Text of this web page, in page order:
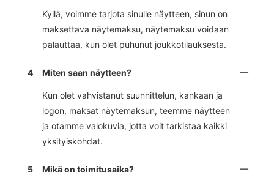
Kyllä, voimme tarjota sinulle näytteen, sinun on
maksettava näytemaksu, näytemaksu voidaan
palauttaa, kun olet puhunut joukkotilauksesta.
4 Miten saan näytteen?
Kun olet vahvistanut suunnittelun, kankaan ja
logon, maksat näytemaksun, teemme näytteen
ja otamme valokuvia, jotta voit tarkistaa kaikki
yksityiskohdat.
5 Mikä on toimitusaika?